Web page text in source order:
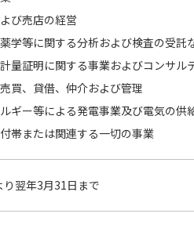
び売店の経営
学等に関する分析および検査の受
量証明に関する事業およびコンサル
買、貸借、仲介および管理
ギー等による発電事業及び電気の供
帯または関連する一切の事業
り翌年3月31日まで